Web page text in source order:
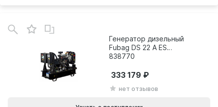
Генератор дизельный
Fubag DS 22 A ES
838770
нет отзывов
333 179